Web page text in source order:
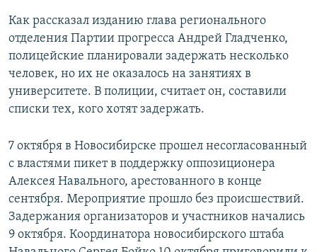
Как рассказал изданию глава регионального
отделения Партии прогресса Андрей Гладченко,
полицейские планировали задержать несколько
человек, но их не оказалось на занятиях в
университете. В полиции, считает он, составили
списки тех, кого хотят задержать.
7 октября в Новосибирске прошел несогласованный
с властями пикет в поддержку оппозиционера
Алексея Навального, арестованного в конце
сентября. Мероприятие прошло без происшествий.
Задержания организаторов и участников начались
9 октября. Координатора новосибирского штаба